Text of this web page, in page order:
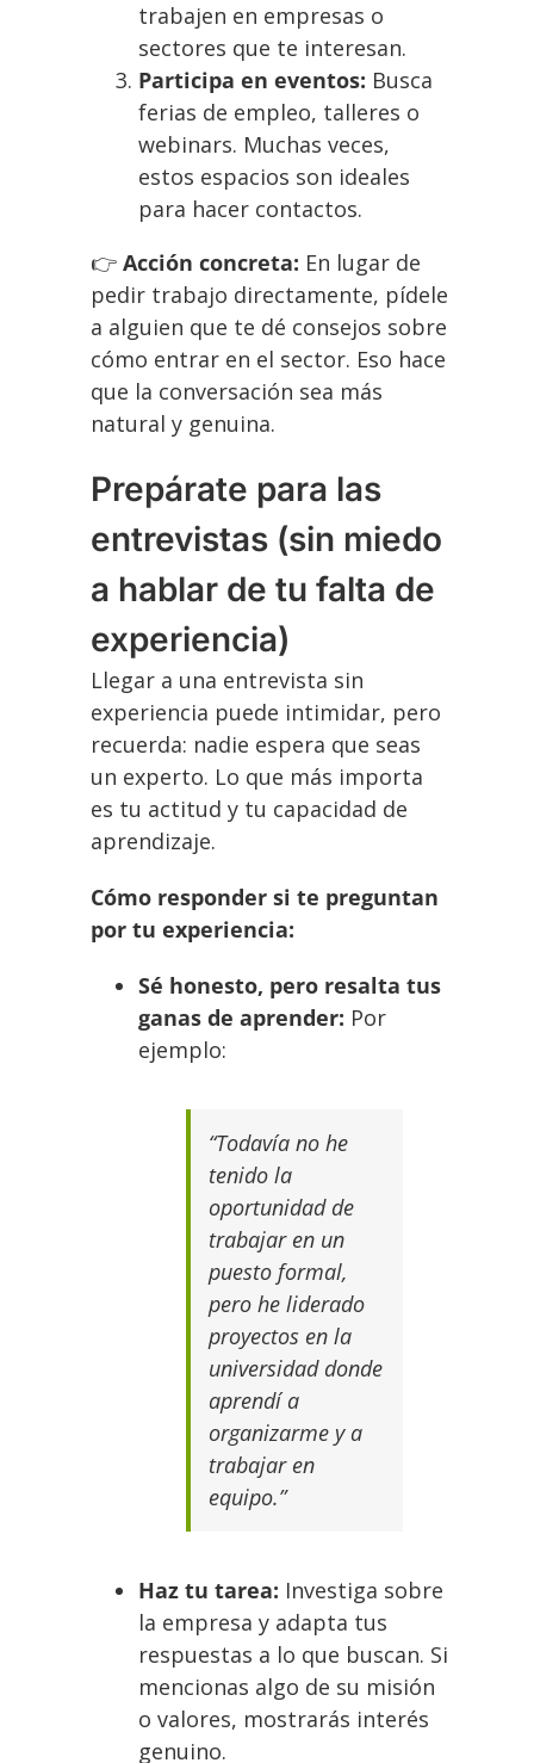
trabajen en empresas o
sectores que te interesan.
Participa en eventos: Busca
ferias de empleo, talleres o
webinars. Muchas veces,
estos espacios son ideales
para hacer contactos.
👉Acción concreta: En lugar de
pedir trabajo directamente, pídele
a alguien que te dé consejos sobre
cómo entrar en el sector. Eso hace
que la conversación sea más
natural y genuina.
Prepárate para las
entrevistas (sin miedo
a hablar de tu falta de
experiencia)
Llegar a una entrevista sin
experiencia puede intimidar, pero
recuerda: nadie espera que seas
un experto. Lo que más importa
es tu actitud y tu capacidad de
aprendizaje.
Cómo responder si te preguntan
por tu experiencia:
Sé honesto, pero resalta tus
ganas de aprender: Por
ejemplo:
“Todavía no he
tenido la
oportunidad de
trabajar en un
puesto formal,
pero he liderado
proyectos en la
universidad donde
aprendí a
organizarme y a
trabajar en
equipo.”
Haz tu tarea: Investiga sobre
la empresa y adapta tus
respuestas a lo que buscan. Si
mencionas algo de su misión
o valores, mostrarás interés
genuino.